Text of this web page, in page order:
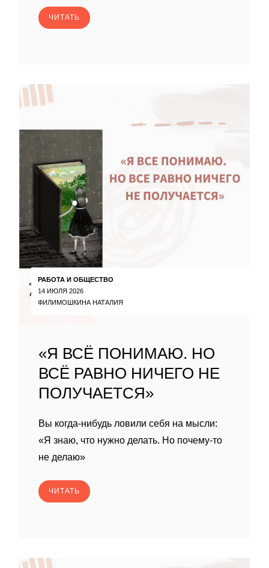
ЧИТАТЬ
РАБОТА И ОБЩЕСТВО
14 ИЮЛЯ 2026
ФИЛИМОШКИНА НАТАЛИЯ
«Я ВСЁ ПОНИМАЮ. НО
ВСЁ РАВНО НИЧЕГО НЕ
ПОЛУЧАЕТСЯ»
Вы когда-нибудь ловили себя на мысли:
«Я знаю, что нужно делать. Но почему-то
не делаю»
ЧИТАТЬ